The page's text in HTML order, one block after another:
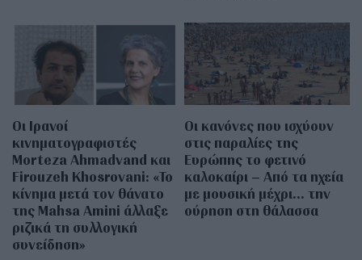
Οι Ιρανοί
κινηματογραφιστές
Morteza Ahmadvand και
Firouzeh Khosrovani: «Το
κίνημα μετά τον θάνατο
της Mahsa Amini άλλαξε
ριζικά τη συλλογική
συνείδηση»
Οι κανόνες που ισχύουν
στις παραλίες της
Ευρώπης το φετινό
καλοκαίρι – Από τα ηχεία
με μουσική μέχρι… την
ούρηση στη θάλασσα